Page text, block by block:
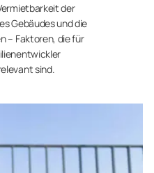
der
Gebäudes und die
– Faktoren, die für
sind.